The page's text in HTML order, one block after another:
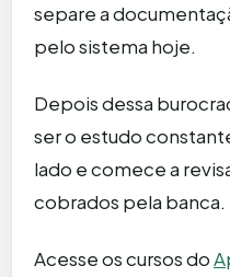
separe a
pelo sistema hoje.
Depois dessa
ser o estudo
lado e comece a
cobrados pela banca.
Acesse os cursos do